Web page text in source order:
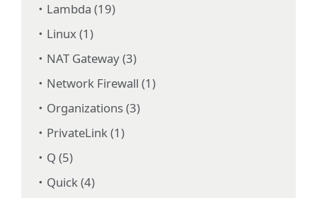
Lambda (19)
Linux (1)
NAT Gateway (3)
Network Firewall (1)
Organizations (3)
PrivateLink (1)
Q (5)
Quick (4)